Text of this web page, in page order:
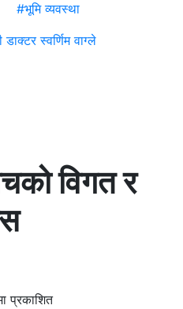
#भूमि व्यवस्था
डाक्टर स्वर्णिम वाग्ले
विगत र
प्रकाशित